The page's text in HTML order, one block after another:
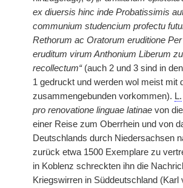
ex diuersis hinc inde Probatissimis
communium studencium profectu
Rethorum ac Oratorum eruditione
eruditum virum Anthonium Liberum
recollectum“(auch 2 und 3 sind in
1 gedruckt und werden wol meist mit
zusammengebunden vorkommen). L.
pro renovatione linguae latinae von
einer Reise zum Oberrhein und von
Deutschlands durch Niedersachsen
zurück etwa 1500 Exemplare zu
in Koblenz schreckten ihn die
Kriegswirren in Süddeutschland (Karl